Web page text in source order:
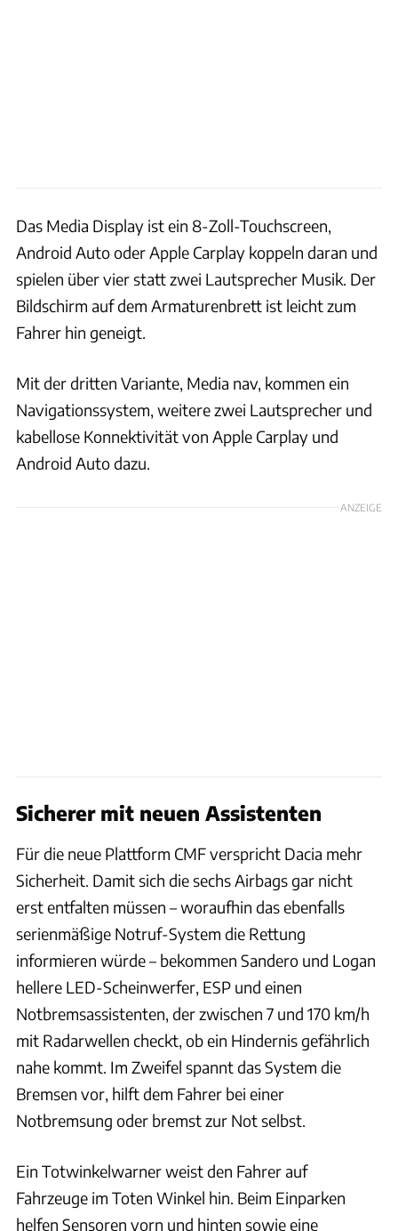
Das Media Display ist ein 8-Zoll-Touchscreen,
Android Auto oder Apple Carplay koppeln daran und
spielen über vier statt zwei Lautsprecher Musik. Der
Bildschirm auf dem Armaturenbrett ist leicht zum
Fahrer hin geneigt.
Mit der dritten Variante, Media nav, kommen ein
Navigationssystem, weitere zwei Lautsprecher und
kabellose Konnektivität von Apple Carplay und
Android Auto dazu.
ANZEIGE
Sicherer mit neuen Assistenten
Für die neue Plattform CMF verspricht Dacia mehr
Sicherheit. Damit sich die sechs Airbags gar nicht
erst entfalten müssen – woraufhin das ebenfalls
serienmäßige Notruf-System die Rettung
informieren würde – bekommen Sandero und Logan
hellere LED-Scheinwerfer, ESP und einen
Notbremsassistenten, der zwischen 7 und 170 km/h
mit Radarwellen checkt, ob ein Hindernis gefährlich
nahe kommt. Im Zweifel spannt das System die
Bremsen vor, hilft dem Fahrer bei einer
Notbremsung oder bremst zur Not selbst.
Ein Totwinkelwarner weist den Fahrer auf
Fahrzeuge im Toten Winkel hin. Beim Einparken
helfen Sensoren vorn und hinten sowie eine